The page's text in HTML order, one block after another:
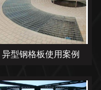
异型钢格板使用案例